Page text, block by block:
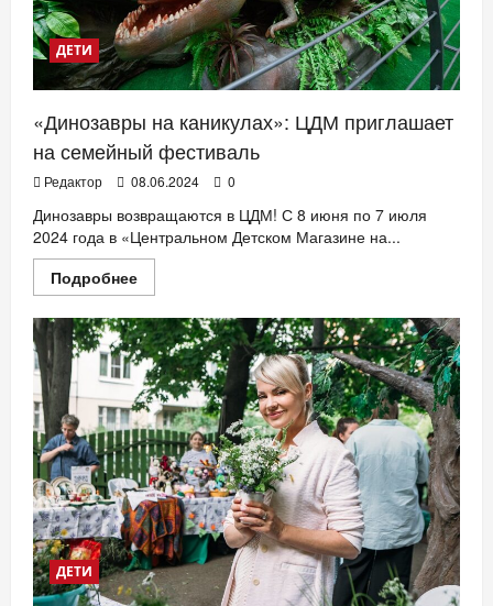
ДЕТИ
«Динозавры на каникулах»: ЦДМ приглашает
на семейный фестиваль
Редактор 08.06.2024 0
Динозавры возвращаются в ЦДМ! С 8 июня по 7 июля
2024 года в «Центральном Детском Магазине на...
ПодробнееПрочитать
больше
«Динозавры
на
каникулах»:
ЦДМ
приглашает
на
семейный
фестиваль
ДЕТИ